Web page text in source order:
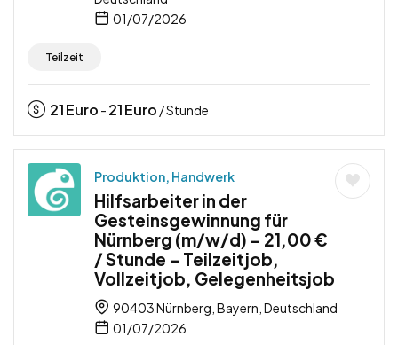
01/07/2026
Teilzeit
21Euro - 21Euro / Stunde
Produktion, Handwerk
Hilfsarbeiter in der
Gesteinsgewinnung für
Nürnberg (m/w/d) – 21,00 €
/ Stunde – Teilzeitjob,
Vollzeitjob, Gelegenheitsjob
90403 Nürnberg, Bayern, Deutschland
01/07/2026